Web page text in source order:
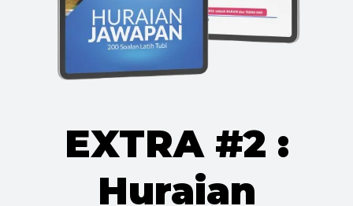
EXTRA #2 :
Huraian